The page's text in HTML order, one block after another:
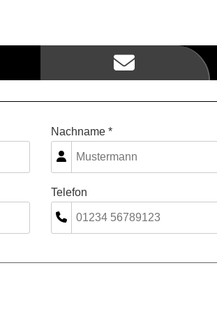
Nachname *
Telefon